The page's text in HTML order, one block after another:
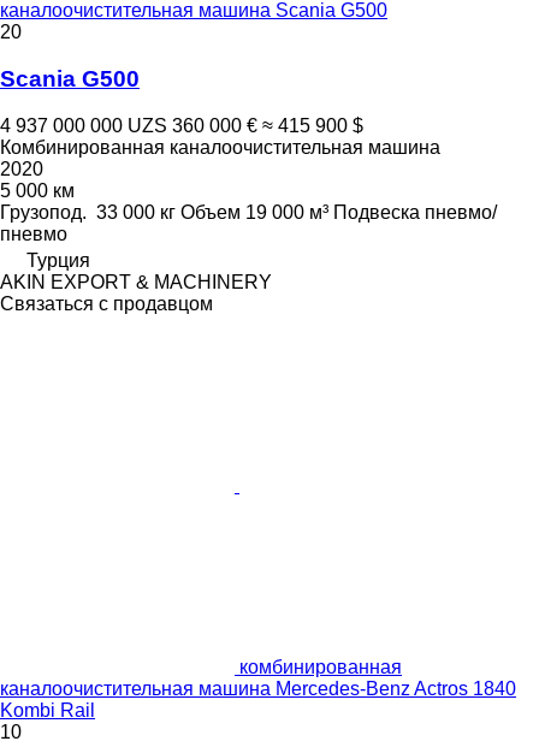
каналоочистительная машина Scania G500
20
Scania G500
4 937 000 000 UZS 360 000 € ≈ 415 900 $
Комбинированная каналоочистительная машина
2020
5 000 км
Грузопод. 33 000 кг Объем 19 000 м³ Подвеска пневмо/
пневмо
Турция
AKIN EXPORT & MACHINERY
Связаться с продавцом
комбинированная
каналоочистительная машина Mercedes-Benz Actros 1840
Kombi Rail
10